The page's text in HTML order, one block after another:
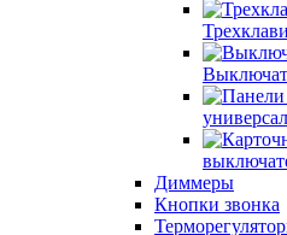
Диммеры
Кнопки звонка